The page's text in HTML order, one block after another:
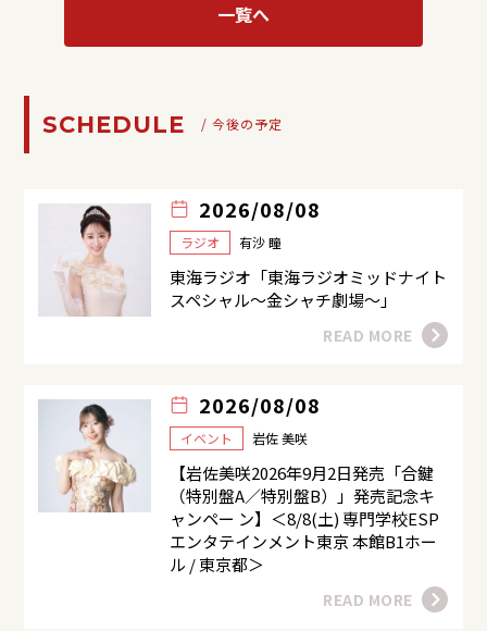
一覧へ
SCHEDULE / 今後の予定
2026/08/08
ラジオ 有沙 瞳
東海ラジオ「東海ラジオミッドナイト
スペシャル～金シャチ劇場～」
READ MORE
2026/08/08
イベント 岩佐 美咲
【岩佐美咲2026年9月2日発売「合鍵
（特別盤A／特別盤B）」発売記念キ
ャンペー ン】＜8/8(土) 専門学校ESP
エンタテインメント東京 本館B1ホー
ル / 東京都＞
READ MORE